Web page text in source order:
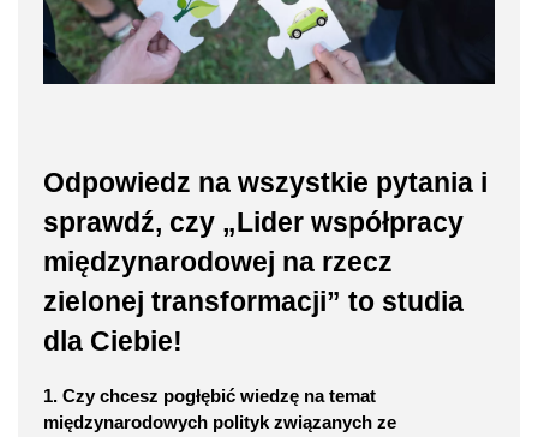
Odpowiedz na wszystkie pytania i
sprawdź, czy „Lider współpracy
międzynarodowej na rzecz
zielonej transformacji” to studia
dla Ciebie!
1. Czy chcesz pogłębić wiedzę na temat
międzynarodowych polityk związanych ze